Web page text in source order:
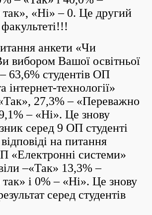
«Ні» – 0. Це другий
анкети «Чи
вибором Вашої освітньої
63,6% студентів ОП
інтернет-технології»
27,3% – «Переважно
– «Ні». Це знову
серед 9 ОП студенті
на питання
«Електронні системи»
–«Так» 13,3% –
і 0% – «Ні». Це знову
серед студентів